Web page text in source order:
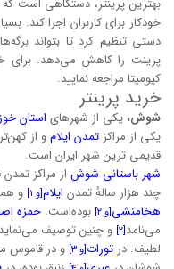
بهترین پرینتر، دستگاهی است
خودکار برای کاربران اجرا کند.
دستی تنظیم کرد تا بتواند
پرینت را کاهش می‌دهد. برای
کیومیتا مراجعه نمایید.
خرید پرینتر
شوش، یکی از شهرهای استان
یکی از مراکز تمدن ایلامو از
قدیمی ترین شهر ایران است.
شهر باستانی شوش از مراکز
چند هزار سالهٔ تمدن ایلام[و ۱] و
هخامنشی[و ۲] بوده‌است. حمزه
می‌نامد[۲]
و چنین توصیف
لطیف. در تورات[و ۳]
و در قاموس